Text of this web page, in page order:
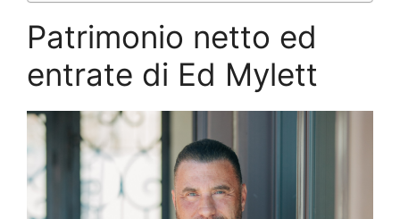
Patrimonio netto ed
entrate di Ed Mylett